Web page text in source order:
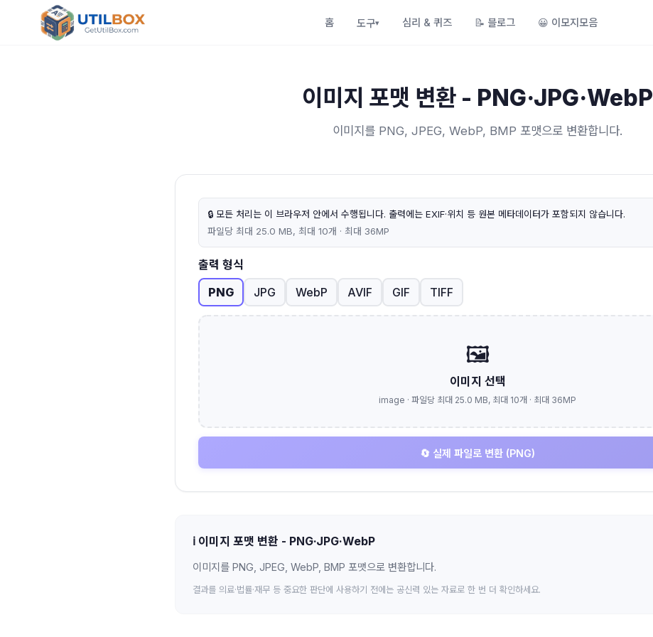
홈 도구▾ 심리 & 퀴즈 📝 블로그 😀 이모지모음
이미지 포맷 변환 - PNG·JPG·WebP
이미지를 PNG, JPEG, WebP, BMP 포맷으로 변환합니다.
🔒 모든 처리는 이 브라우저 안에서 수행됩니다. 출력에는 EXIF·위치 등 원본 메타데이터가 포함되지 않습니다.
파일당 최대 25.0 MB, 최대 10개 · 최대 36MP
출력 형식
PNG
JPG WebP AVIF GIF TIFF
🖼️
이미지 선택
image · 파일당 최대 25.0 MB, 최대 10개 · 최대 36MP
🔄 실제 파일로 변환 (PNG)
ℹ️ 이미지 포맷 변환 - PNG·JPG·WebP
이미지를 PNG, JPEG, WebP, BMP 포맷으로 변환합니다.
결과를 의료·법률·재무 등 중요한 판단에 사용하기 전에는 공신력 있는 자료로 한 번 더 확인하세요.